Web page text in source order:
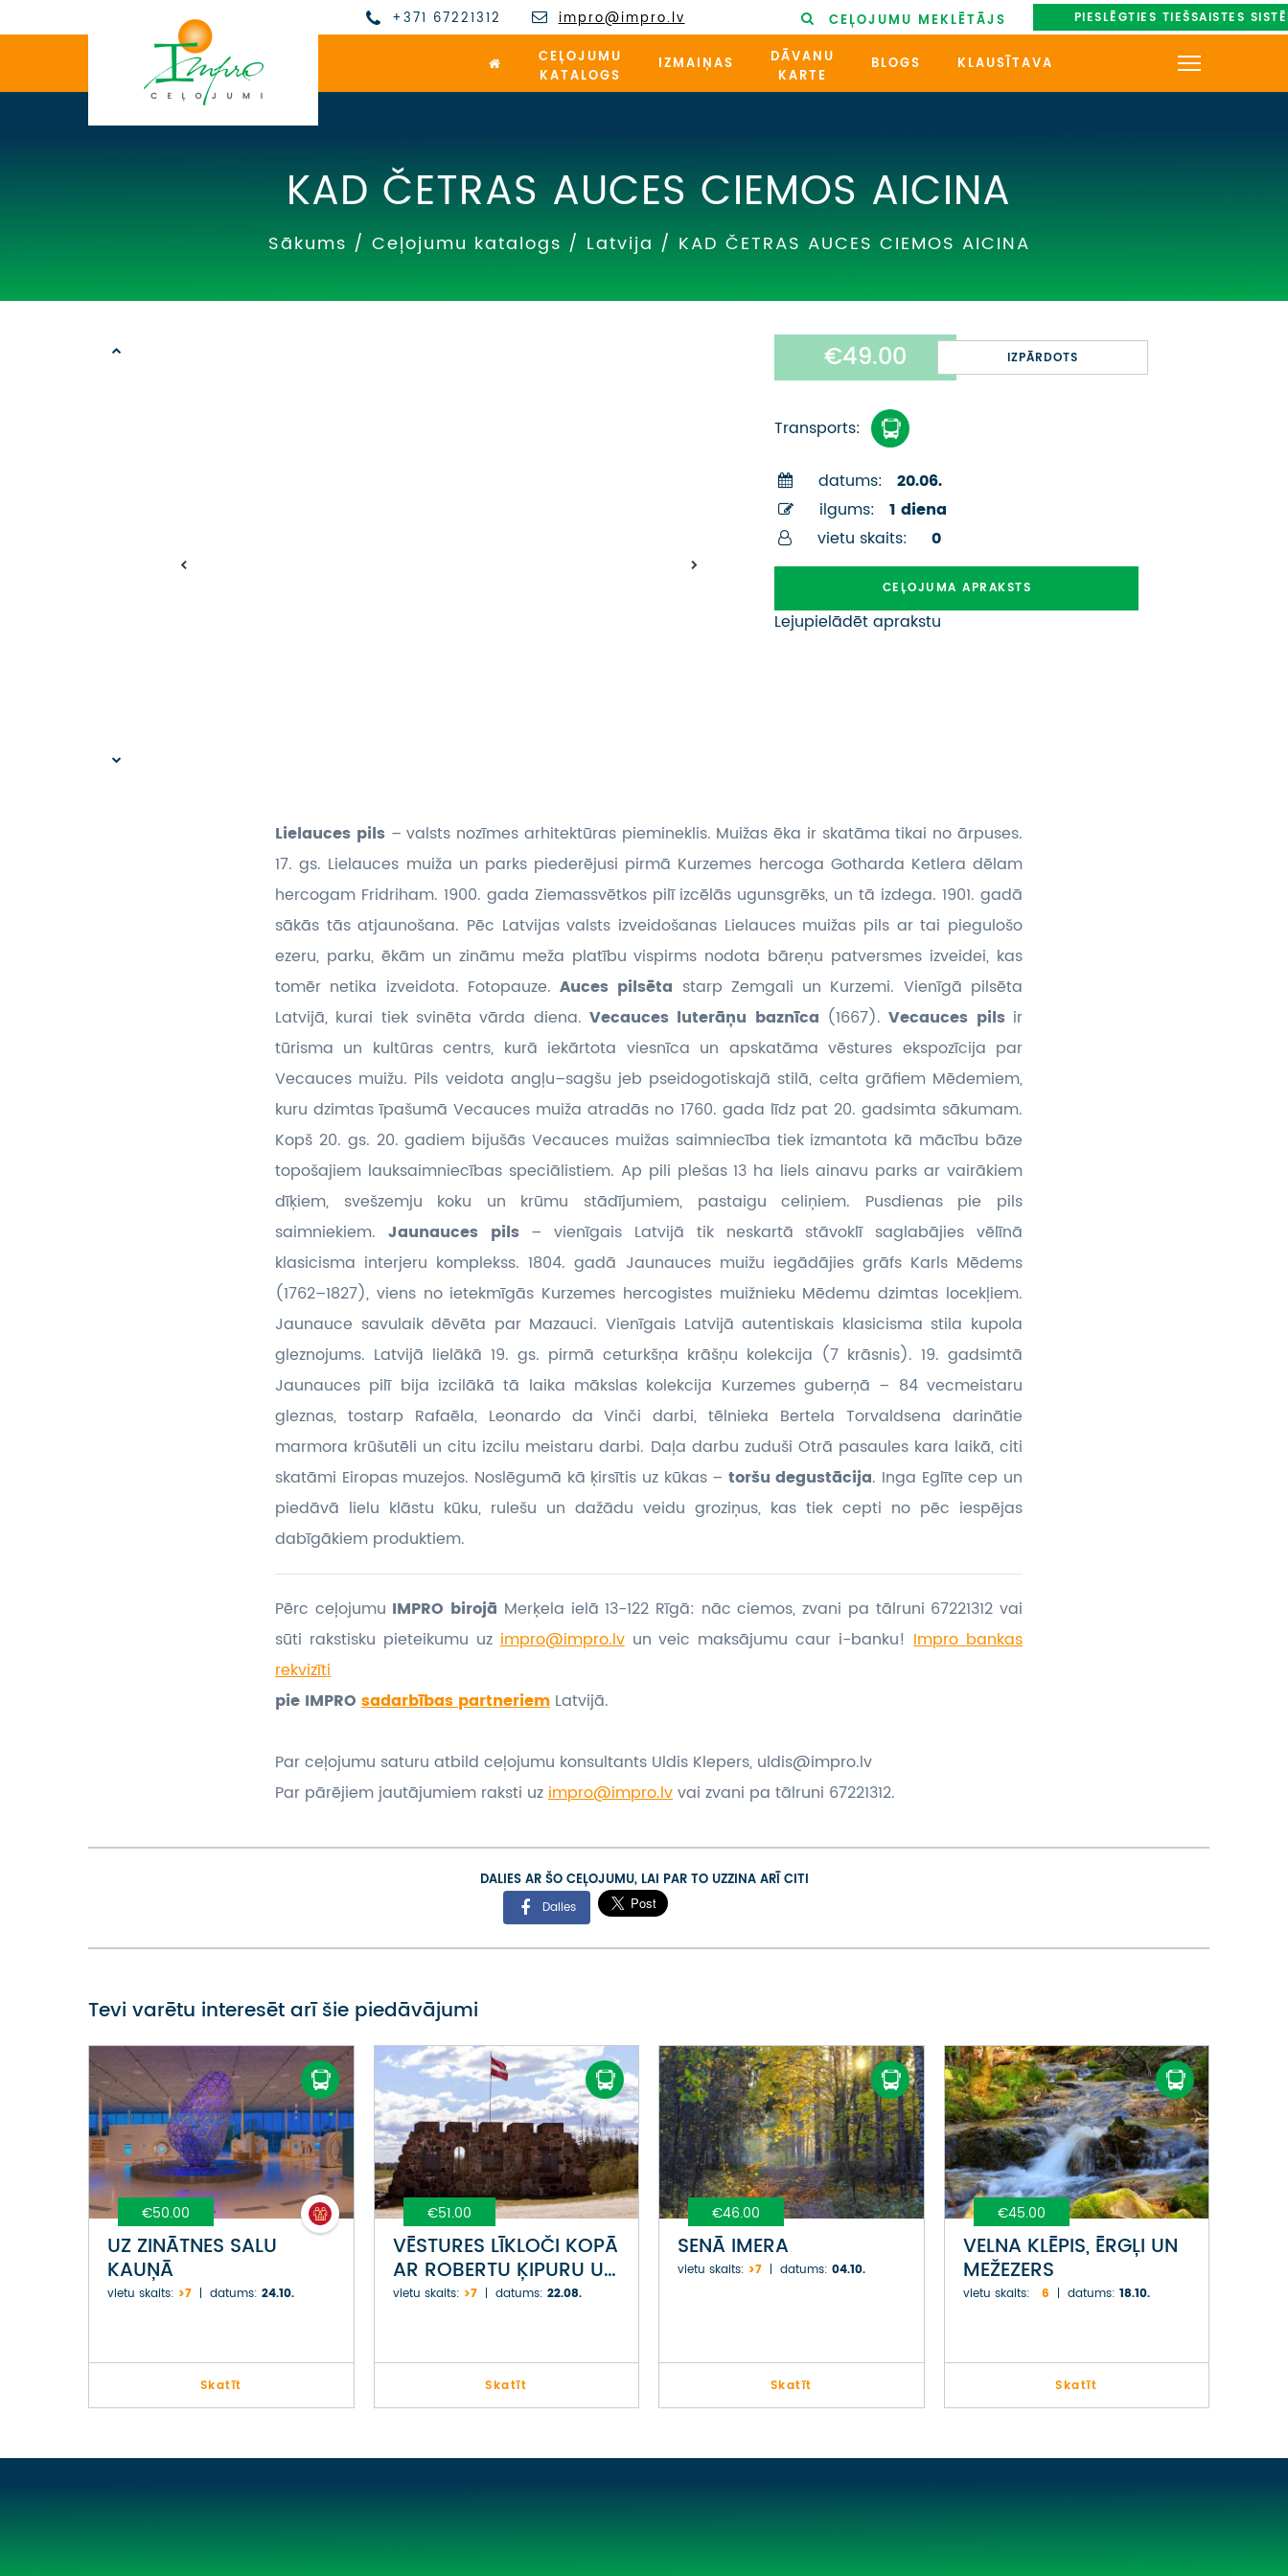
+371 67221312 impro@impro.lv CEĻOJUMU MEKLĒTĀJS PIESLĒGTIES TIEŠSAISTES
CEĻOJUMU
KATALOGS
IZMAIŅAS
DĀVANU
KARTE
BLOGS KLAUSĪTAVA
PIRMSLĪGUMA INFORMĀCIJA,
KLIENTA LĪGUMS,
KAD ČETRAS AUCES CIEMOS AICINA
Sākums / Ceļojumu katalogs / Latvija / KAD ČETRAS AUCES CIEMOS AICINA
€49.00 IZPĀRDOTS
Transports:
datums:
20.06.
ilgums:
1 diena
vietu skaits:
0
CEĻOJUMA APRAKSTS
Lejupielādēt aprakstu
Lielauces pils – valsts nozīmes arhitektūras piemineklis. Muižas ēka ir skatāma tikai no ārpuses.
17. gs. Lielauces muiža un parks piederējusi pirmā Kurzemes hercoga Gotharda Ketlera dēlam
hercogam Fridriham. 1900. gada Ziemassvētkos pilī izcēlās ugunsgrēks, un tā izdega. 1901. gadā
sākās tās atjaunošana. Pēc Latvijas valsts izveidošanas Lielauces muižas pils ar tai piegulošo
ezeru, parku, ēkām un zināmu meža platību vispirms nodota bāreņu patversmes izveidei, kas
tomēr netika izveidota. Fotopauze.Auces pilsēta starp Zemgali un Kurzemi. Vienīgā pilsēta
Latvijā, kurai tiek svinēta vārda diena. Vecauces luterāņu baznīca (1667).Vecauces pils ir
tūrisma un kultūras centrs, kurā iekārtota viesnīca un apskatāma vēstures ekspozīcija par
Vecauces muižu. Pils veidota angļu–sagšu jeb pseidogotiskajā stilā, celta grāfiem Mēdemiem,
kuru dzimtas īpašumā Vecauces muiža atradās no 1760. gada līdz pat 20. gadsimta sākumam.
Kopš 20. gs. 20. gadiem bijušās Vecauces muižas saimniecība tiek izmantota kā mācību bāze
topošajiem lauksaimniecības speciālistiem. Ap pili plešas 13 ha liels ainavu parks ar vairākiem
dīķiem, svešzemju koku un krūmu stādījumiem, pastaigu celiņiem. Pusdienas pie pils
saimniekiem. Jaunauces pils – vienīgais Latvijā tik neskartā stāvoklī saglabājies vēlīnā
klasicisma interjeru komplekss. 1804. gadā Jaunauces muižu iegādājies grāfs Karls Mēdems
(1762–1827), viens no ietekmīgās Kurzemes hercogistes muižnieku Mēdemu dzimtas locekļiem.
Jaunauce savulaik dēvēta par Mazauci. Vienīgais Latvijā autentiskais klasicisma stila kupola
gleznojums. Latvijā lielākā 19. gs. pirmā ceturkšņa krāšņu kolekcija (7 krāsnis). 19. gadsimtā
Jaunauces pilī bija izcilākā tā laika mākslas kolekcija Kurzemes guberņā – 84 vecmeistaru
gleznas, tostarp Rafaēla, Leonardo da Vinči darbi, tēlnieka Bertela Torvaldsena darinātie
marmora krūšutēli un citu izcilu meistaru darbi. Daļa darbu zuduši Otrā pasaules kara laikā, citi
skatāmi Eiropas muzejos. Noslēgumā kā ķirsītis uz kūkas – toršu degustācija. Inga Eglīte cep un
piedāvā lielu klāstu kūku, rulešu un dažādu veidu groziņus, kas tiek cepti no pēc iespējas
dabīgākiem produktiem.
Pērc ceļojumu IMPRO birojā Merķela ielā 13-122 Rīgā: nāc ciemos, zvani pa tālruni 67221312 vai
sūti rakstisku pieteikumu uzimpro@impro.lvun veic maksājumu caur i-banku!Impro bankas
rekvizīti
pie IMPRO sadarbības partneriem Latvijā.
Par ceļojumu saturu atbild ceļojumu konsultants Uldis Klepers, uldis@impro.lv
Par pārējiem jautājumiem raksti uzimpro@impro.lvvai zvani pa tālruni 67221312.
DALIES AR ŠO CEĻOJUMU, LAI PAR TO UZZINA ARĪ CITI
Dalies
Tevi varētu interesēt arī šie piedāvājumi
€50.00
UZ ZINĀTNES SALU
KAUŅĀ
vietu skaits: >7 datums: 24.10.
Skatīt
€51.00
VĒSTURES LĪKLOČI KOPĀ
AR ROBERTU ĶIPURU UN
MŪZIĶI ARTI GĀGU
vietu skaits: >7 datums: 22.08.
Skatīt
€46.00
SENĀ IMERA
vietu skaits: >7 datums: 04.10.
Skatīt
€45.00
VELNA KLĒPIS, ĒRGĻI UN
MEŽEZERS
vietu skaits: 6 datums: 18.10.
Skatīt